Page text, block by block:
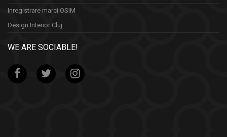
Inregistrare marci OSIM
Design Interior Cluj
WE ARE SOCIABLE!